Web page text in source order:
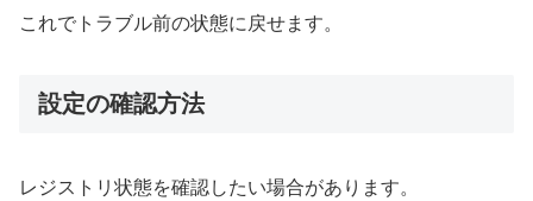
これでトラブル前の状態に戻せます。
設定の確認方法
レジストリ状態を確認したい場合があります。